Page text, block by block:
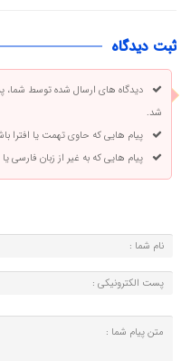
ثبت دیدگاه
دیدگاه های ارسال شده توسط
شد.
پیام هایی که حاوی تهمت یا افترا
پیام هایی که به غیر از زبان فارسی